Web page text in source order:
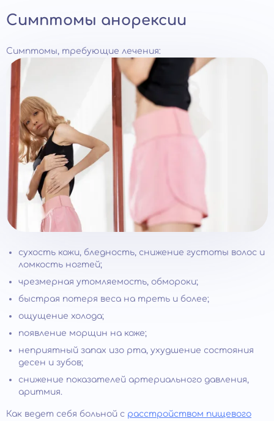
Симптомы анорексии
Симптомы, требующие лечения:
сухость кожи, бледность, снижение густоты волос и
ломкость ногтей;
чрезмерная утомляемость, обмороки;
быстрая потеря веса на треть и более;
ощущение холода;
появление морщин на коже;
неприятный запах изо рта, ухудшение состояния
десен и зубов;
снижение показателей артериального давления,
аритмия.
Как ведет себя больной с расстройством пищевого